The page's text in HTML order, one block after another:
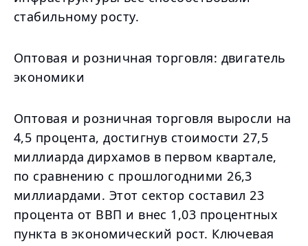
стабильному росту.
Оптовая и розничная торговля: двигатель
экономики
Оптовая и розничная торговля выросли на
4,5 процента, достигнув стоимости 27,5
миллиарда дирхамов в первом квартале,
по сравнению с прошлогодними 26,3
миллиардами. Этот сектор составил 23
процента от ВВП и внес 1,03 процентных
пункта в экономический рост. Ключевая